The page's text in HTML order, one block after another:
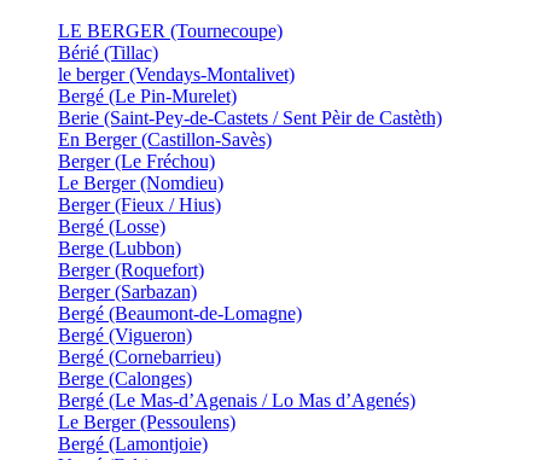
LE BERGER (Tournecoupe)
Bérié (Tillac)
le berger (Vendays-Montalivet)
Bergé (Le Pin-Murelet)
Berie (Saint-Pey-de-Castets / Sent Pèir de Castèth)
En Berger (Castillon-Savès)
Berger (Le Fréchou)
Le Berger (Nomdieu)
Berger (Fieux / Hius)
Bergé (Losse)
Berge (Lubbon)
Berger (Roquefort)
Berger (Sarbazan)
Bergé (Beaumont-de-Lomagne)
Bergé (Vigueron)
Bergé (Cornebarrieu)
Berge (Calonges)
Bergé (Le Mas-d’Agenais / Lo Mas d’Agenés)
Le Berger (Pessoulens)
Bergé (Lamontjoie)